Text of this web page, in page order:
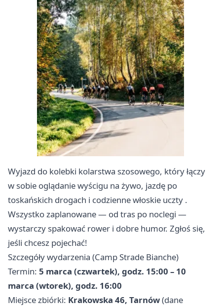
Wyjazd do kolebki kolarstwa szosowego, który łączy
w sobie oglądanie wyścigu na żywo, jazdę po
toskańskich drogach i codzienne włoskie uczty ‍.
Wszystko zaplanowane — od tras po noclegi —
wystarczy spakować rower i dobre humor. Zgłoś się,
jeśli chcesz pojechać!
Szczegóły wydarzenia (Camp Strade Bianche)
Termin: 5 marca (czwartek), godz. 15:00 – 10
marca (wtorek), godz. 16:00
Miejsce zbiórki: Krakowska 46, Tarnów(dane